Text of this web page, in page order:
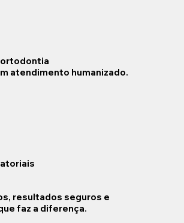
atendimento humanizado.
resultados seguros e
faz a diferença.